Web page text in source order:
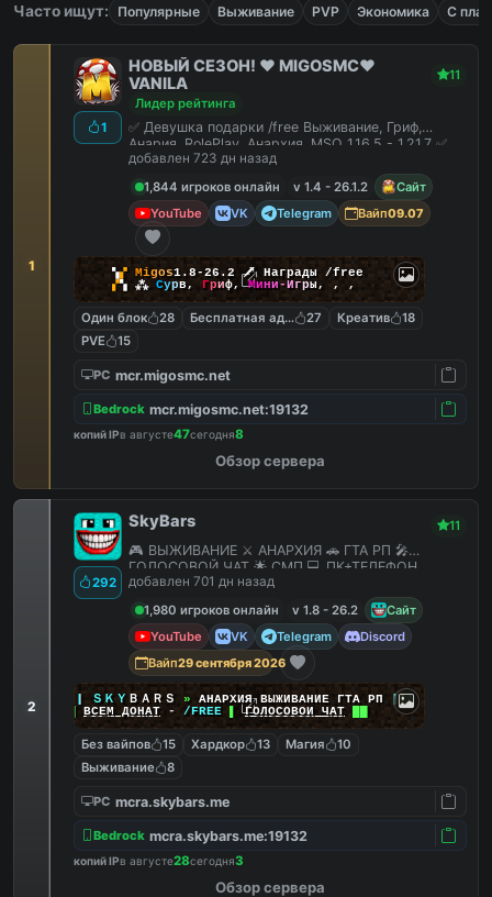
Часто ищут: Популярные Выживание PVP Экономика С
1
1
НОВЫЙ СЕЗОН! ❤️ MIGOSMC❤️
VANILA
11
Лидер рейтинга
✅ Девушка подарки /free Выживание, Гриф,
Анария, RolePlay, Анархия, MSO 1.16.5 - 1.21.7 ✅
добавлен 723 дн назад
1,844 игроков онлайн
v 1.4 - 26.1.2
Сайт
YouTube
VK Telegram Вайп09.07
▚▞ Migos1.8-26.2🗡 Награды /free
▞▚ ⁂ Сурв, Гриф,Мини-Игры, , ,
Один блок 28 Бесплатная админка
27 Креатив
18
PVE
15
PC mcr.migosmc.net
Bedrock mcr.migosmc.net:19132
копий IPв августе47сегодня8
Обзор сервера
2
292
SkyBars 11
🎮 ВЫЖИВАНИЕ ⚔️ АНАРХИЯ 🚗 ГТА РП 🎤
ГОЛОСОВОЙ ЧАТ 🌟 СМП 💻 ПК+ТЕЛЕФОН
добавлен 701 дн назад
1,980 игроков онлайн
v 1.8 - 26.2
Сайт
YouTube
VK Telegram
Discord
Вайп29 сентября 2026
ＳＫＹ ＢＡＲＳ » АНАРХИЯ ВЫЖИВАНИЕ ГТА РП |||
ВСЕМ ДОНАТ- /FREE ▌ГОЛОСОВОЙ ЧАТ
Без вайпов 15 Хардкор 13 Магия
10
Выживание
8
PC mcra.skybars.me
Bedrock mcra.skybars.me:19132
копий IPв августе28сегодня3
Обзор сервера